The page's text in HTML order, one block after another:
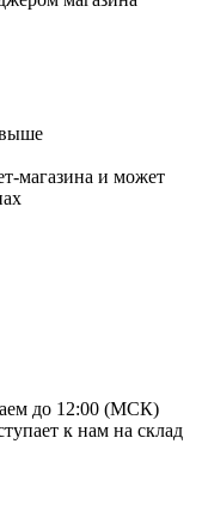
выше
магазина и может
до 12:00 (МСК)
к нам на склад